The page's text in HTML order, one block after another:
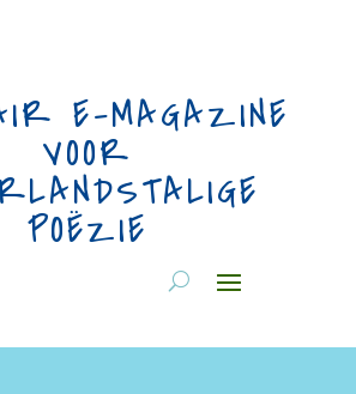
E-MAGAZINE
VOOR
POËZIE